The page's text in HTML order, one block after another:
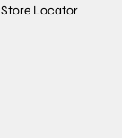
Store Locator